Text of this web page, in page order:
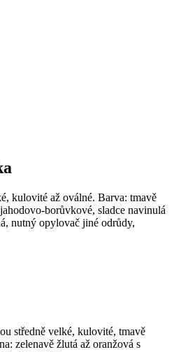
kulovité až oválné. Barva: tmavě
borůvkové, sladce navinulá
nutný opylovač jiné odrůdy,
středně velké, kulovité, tmavě
zelenavě žlutá až oranžová s